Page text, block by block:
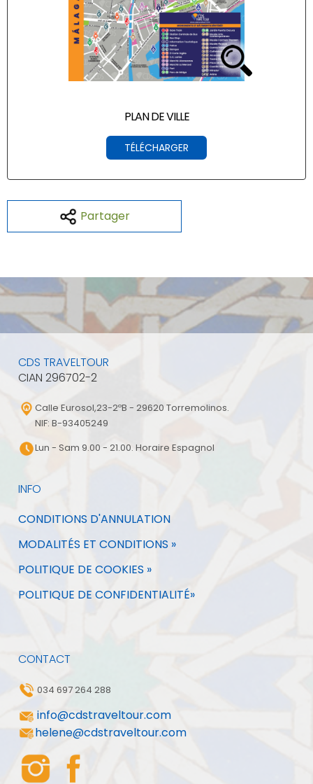
PLAN DE VILLE
TÉLÉCHARGER
Partager
CDS TRAVELTOUR
CIAN 296702-2
Calle Eurosol,23-2ºB - 29620 Torremolinos.
NIF: B-93405249
Lun - Sam 9.00 - 21.00. Horaire Espagnol
INFO
CONDITIONS D'ANNULATION
MODALITÉS ET CONDITIONS »
POLITIQUE DE COOKIES »
POLITIQUE DE CONFIDENTIALITÉ»
CONTACT
034 697 264 288
info@cdstraveltour.com
helene@cdstraveltour.com